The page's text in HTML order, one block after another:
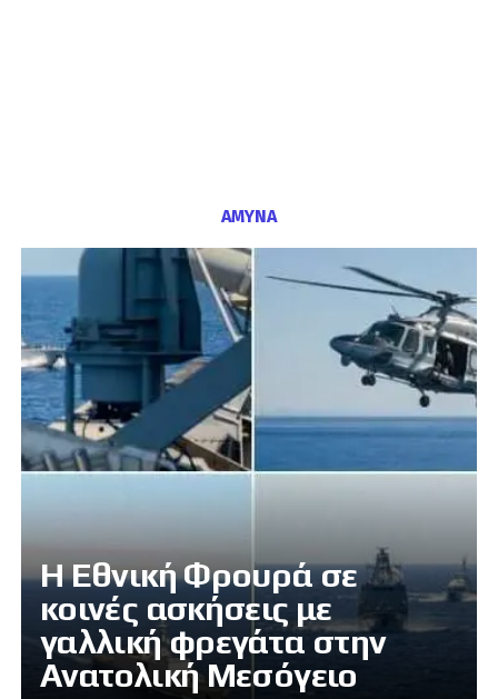
ΑΜΥΝΑ
Η Εθνική Φρουρά σε
κοινές ασκήσεις με
γαλλική φρεγάτα στην
Ανατολική Μεσόγειο